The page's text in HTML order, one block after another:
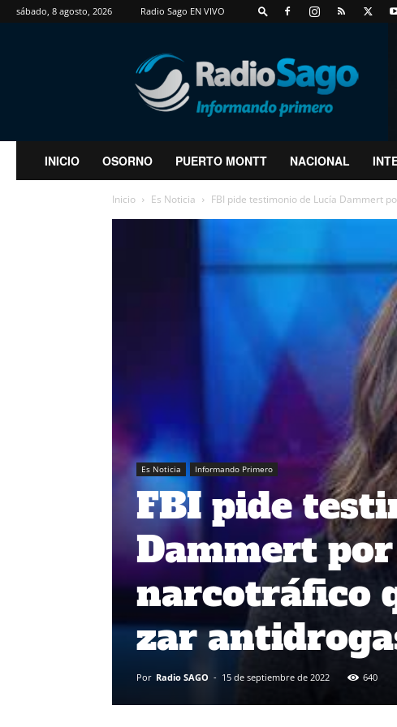
sábado, 8 agosto, 2026 Radio Sago EN VIVO
RadioSago
INICIO OSORNO PUERTO MONTT NACIONAL
Inicio Es Noticia FBI pide testimonio de Lucía Dammert
Es Noticia Informando Primero
FBI pide
Dammert por
narcotráfico
zar
Por Radio SAGO - 15 de septiembre de 2022 640